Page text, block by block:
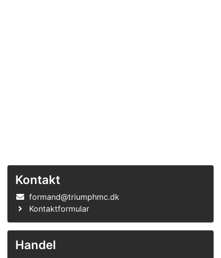
Kontakt
formand@triumphmc.dk
Kontaktformular
Handel